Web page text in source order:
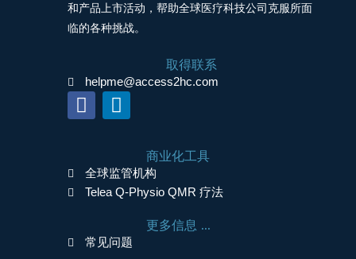
和产品上市活动，帮助全球医疗科技公司克服所面
临的各种挑战。
取得联系
helpme@access2hc.com
F
a
b
o
k
L
i
e
d
n
商业化工具
全球监管机构
Telea Q-Physio QMR 疗法
更多信息 ...
常见问题